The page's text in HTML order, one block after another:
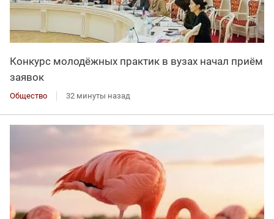
Конкурс молодёжных практик в вузах начал приём
заявок
Общество 32 минуты назад